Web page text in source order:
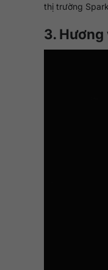
thị trường
3.